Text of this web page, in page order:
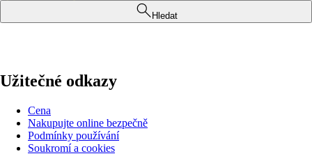
Hledat
Užitečné odkazy
Cena
Nakupujte online bezpečně
Podmínky používání
Soukromí a cookies